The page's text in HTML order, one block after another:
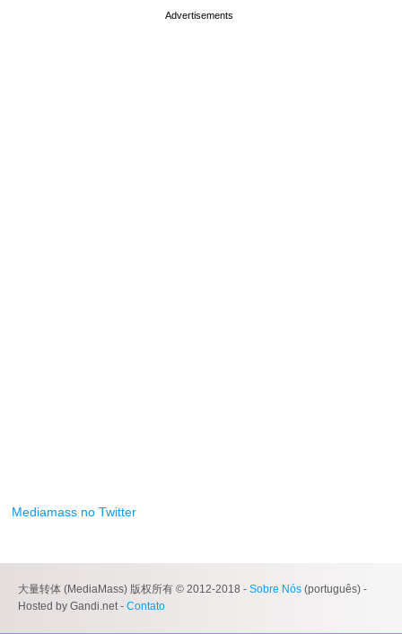
Mediamass no Twitter
大量转体 (MediaMass) 版权所有 © 2012-2018 - Sobre Nós (português) -
Hosted by Gandi.net - Contato